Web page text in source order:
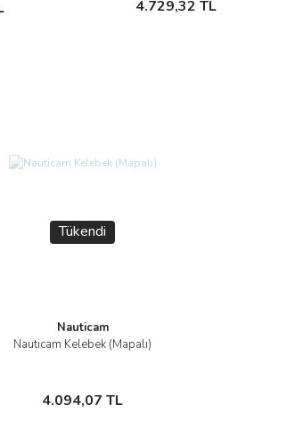
4.729,32 TL
Tükendi
Nauticam
Nauticam Kelebek (Mapalı)
4.094,07 TL
İncele
Stokta Yok